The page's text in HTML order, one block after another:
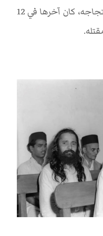
الطعام تعبيراً عن رفضه واحتجاجه، كان آخرها في 12